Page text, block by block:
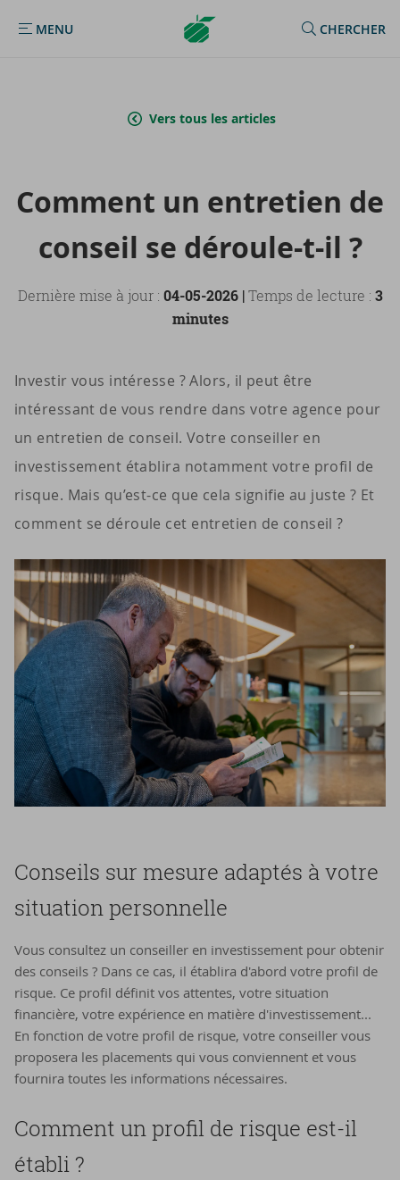
MENU
MENU
Argenta
Homepage
CHERCHER
Vers tous les articles
Com­ment un en­tre­tien de
conseil se déroule-​t-il ?
Dernière mise à jour : 04-05-2026 |Temps de lecture : 3
minutes
Investir vous intéresse ? Alors, il peut être
intéressant de vous rendre dans votre agence pour
un entretien de conseil. Votre conseiller en
investissement établira notamment votre profil de
risque. Mais qu’est-ce que cela signifie au juste ? Et
comment se déroule cet entretien de conseil ?
Conseils sur me­sure adap­tés à votre
si­tua­tion per­son­nelle
Vous consultez un conseiller en investissement pour obtenir
des conseils ? Dans ce cas, il établira d'abord votre profil de
risque. Ce profil définit vos attentes, votre situation
financière, votre expérience en matière d'investissement...
En fonction de votre profil de risque, votre conseiller vous
proposera les placements qui vous conviennent et vous
fournira toutes les informations nécessaires.
Com­ment un pro­fil de risque est-​il
éta­bli ?